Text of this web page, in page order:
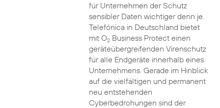
für Unternehmen der Schutz
sensibler Daten wichtiger denn je.
Telefónica in Deutschland bietet
mit O2Business Protect einen
geräteübergreifenden Virenschutz
für alle Endgeräte innerhalb eines
Unternehmens. Gerade im Hinblick
auf die vielfältigen und permanent
neu entstehenden
Cyberbedrohungen sind der